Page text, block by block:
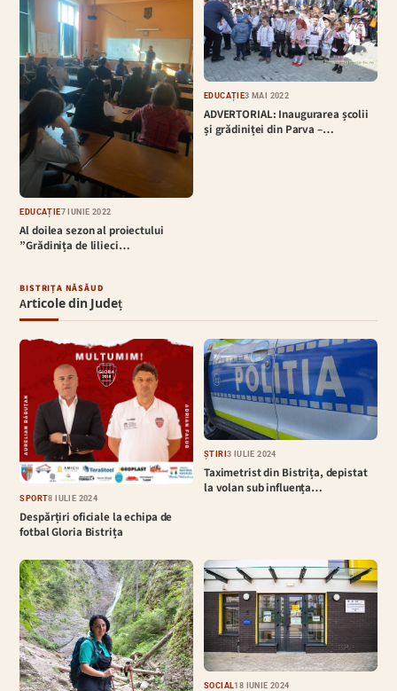
EDUCAȚIE7 IUNIE 2022
Al doilea sezon al proiectului
”Grădinița de lilieci…
EDUCAȚIE3 MAI 2022
ADVERTORIAL: Inaugurarea școlii
și grădiniței din Parva –…
BISTRIȚA NĂSĂUD
Articole din Județ
SPORT8 IULIE 2024
Despărțiri oficiale la echipa de
fotbal Gloria Bistrița
ȘTIRI3 IULIE 2024
Taximetrist din Bistrița, depistat
la volan sub influența…
SOCIAL18 IUNIE 2024